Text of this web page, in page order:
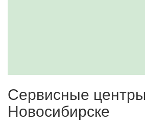
Сервисные
Новосибирске